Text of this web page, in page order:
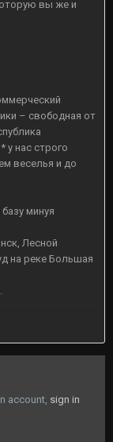
вы же и
– свободная от
у нас строго
веселья и до
минуя
Лесной
на реке Большая
account, sign in